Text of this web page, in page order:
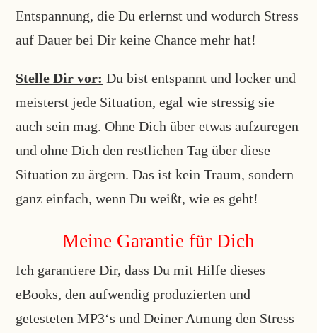
Entspannung, die Du erlernst und wodurch Stress
auf Dauer bei Dir keine Chance mehr hat!
Stelle Dir vor: Du bist entspannt und locker und
meisterst jede Situation, egal wie stressig sie
auch sein mag. Ohne Dich über etwas aufzuregen
und ohne Dich den restlichen Tag über diese
Situation zu ärgern. Das ist kein Traum, sondern
ganz einfach, wenn Du weißt, wie es geht!
Meine Garantie für Dich
Ich garantiere Dir, dass Du mit Hilfe dieses
eBooks, den aufwendig produzierten und
getesteten MP3‘s und Deiner Atmung den Stress